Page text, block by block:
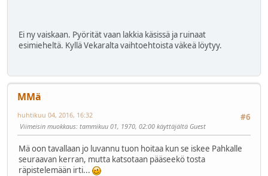
Ei ny vaiskaan. Pyörität vaan lakkia käsissä ja ruinaat
esimieheltä. Kyllä Vekaralta vaihtoehtoista väkeä löytyy.
MMä
#6
huhtikuu 04, 2016, 16:32
Viimeisin muokkaus: tammikuu 01, 1970, 02:00 käyttäjältä Guest
Mä oon tavallaan jo luvannu tuon hoitaa kun se iskee Pahkalle
seuraavan kerran, mutta katsotaan pääseekö tosta
räpistelemään irti...